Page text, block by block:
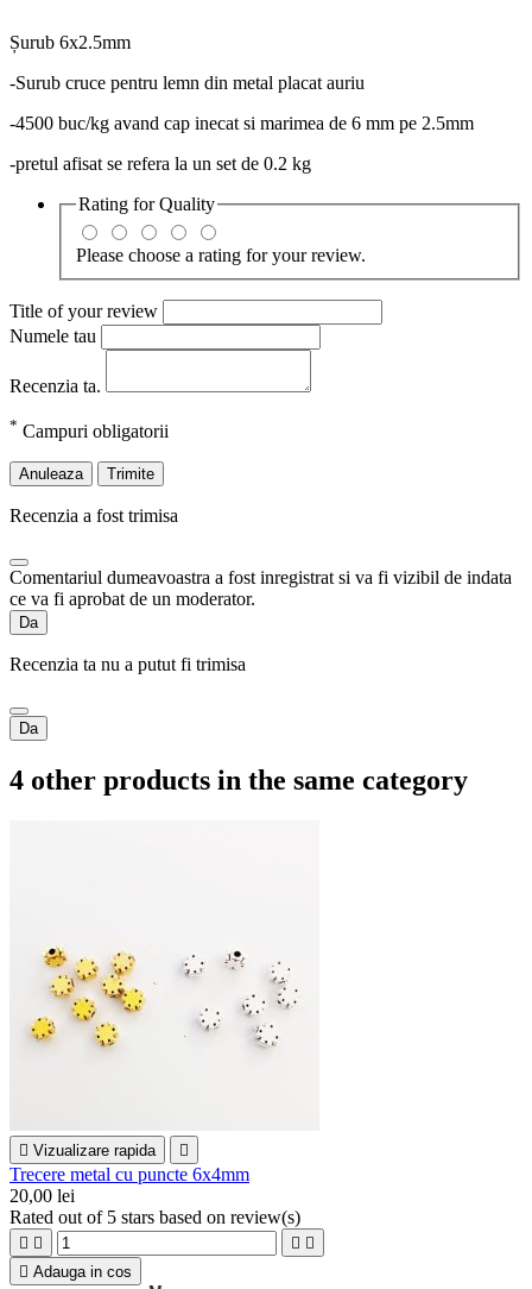
Șurub 6x2.5mm
-Surub cruce pentru lemn din metal placat auriu
-4500 buc/kg avand cap inecat si marimea de 6 mm pe 2.5mm
-pretul afisat se refera la un set de 0.2 kg
Rating forQuality
Please choose a rating for your review.
Title of your review
Numele tau
Recenzia ta.
* Campuri obligatorii
Anuleaza Trimite
Recenzia a fost trimisa
Comentariul dumeavoastra a fost inregistrat si va fi vizibil de indata
ce va fi aprobat de un moderator.
Da
Recenzia ta nu a putut fi trimisa
Da
4 other products in the same category
 Vizualizare rapida 
Trecere metal cu puncte 6x4mm
20,00 lei
Rated out of 5 stars based on review(s)
   
 Adauga in cos